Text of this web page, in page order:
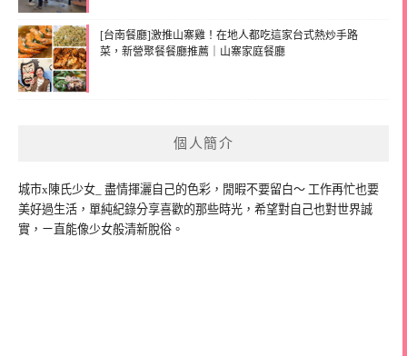
[台南餐廳]激推山寨雞！在地人都吃這家台式熱炒手路
菜，新營聚餐餐廳推薦｜山寨家庭餐廳
個人簡介
城市x陳氏少女_ 盡情揮灑自己的色彩，閒暇不要留白～ 工作再忙也要
美好過生活，單純紀錄分享喜歡的那些時光，希望對自己也對世界誠
實，ㄧ直能像少女般清新脫俗。